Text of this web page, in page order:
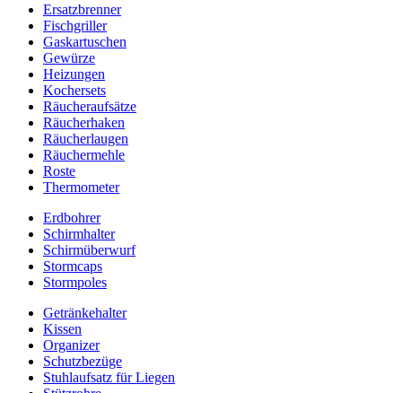
Ersatzbrenner
Fischgriller
Gaskartuschen
Gewürze
Heizungen
Kochersets
Räucheraufsätze
Räucherhaken
Räucherlaugen
Räuchermehle
Roste
Thermometer
Erdbohrer
Schirmhalter
Schirmüberwurf
Stormcaps
Stormpoles
Getränkehalter
Kissen
Organizer
Schutzbezüge
Stuhlaufsatz für Liegen